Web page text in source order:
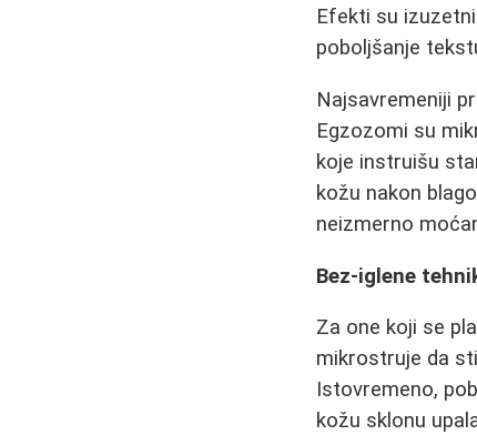
Efekti su
poboljšanje
Najsavremeniji
Egzozomi su
koje instruišu
kožu nakon
neizmerno
Bez-iglene
Za one koji se
mikrostruje da
Istovremeno,
kožu sklonu